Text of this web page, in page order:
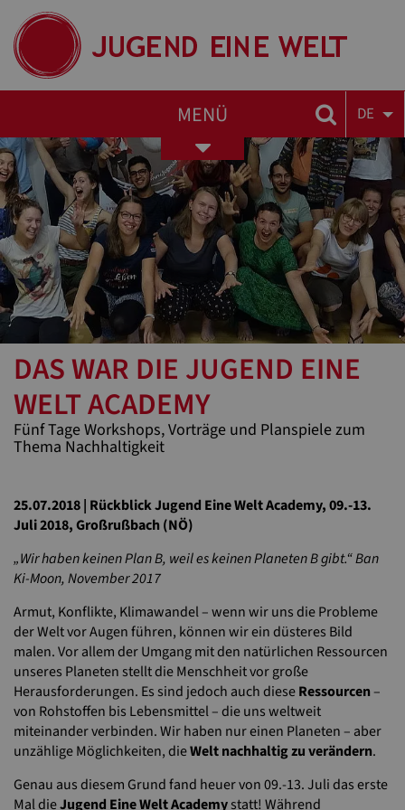
MENÜ DE
Toggle
navigation
DAS WAR DIE JUGEND EINE
WELT ACADEMY
Fünf Tage Workshops, Vorträge und Planspiele zum
Thema Nachhaltigkeit
25.07.2018 | Rückblick Jugend Eine Welt Academy, 09.-13.
Juli 2018, Großrußbach (NÖ)
„Wir haben keinen Plan B, weil es keinen Planeten B gibt.“ Ban
Ki-Moon, November 2017
Armut, Konflikte, Klimawandel – wenn wir uns die Probleme
der Welt vor Augen führen, können wir ein düsteres Bild
malen. Vor allem der Umgang mit den natürlichen Ressourcen
unseres Planeten stellt die Menschheit vor große
Herausforderungen. Es sind jedoch auch dieseRessourcen–
von Rohstoffen bis Lebensmittel – die uns weltweit
miteinander verbinden. Wir haben nur einen Planeten – aber
unzählige Möglichkeiten, dieWelt nachhaltig zu verändern.
Genau aus diesem Grund fand heuer von 09.-13. Juli das erste
Mal dieJugend Eine Welt Academystatt! Während